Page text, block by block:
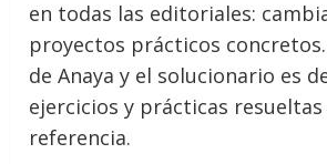
en todas las editoriales:
proyectos prácticos
de Anaya y el solucionario es
ejercicios y prácticas
referencia.